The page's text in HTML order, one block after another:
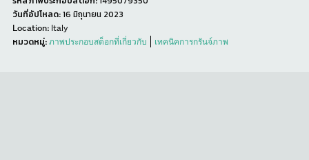
วันที่อัปโหลด:16 มิถุนายน 2023
Location: Italy
หมวดหมู่: ภาพประกอบสต็อกที่เกี่ยวกับ เทคนิคการกรันจ์ภาพ